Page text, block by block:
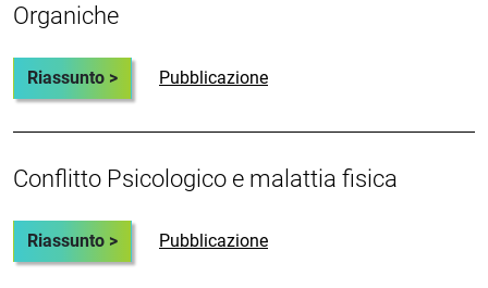
Organiche
Riassunto > Pubblicazione
Conflitto Psicologico e malattia fisica
Riassunto > Pubblicazione